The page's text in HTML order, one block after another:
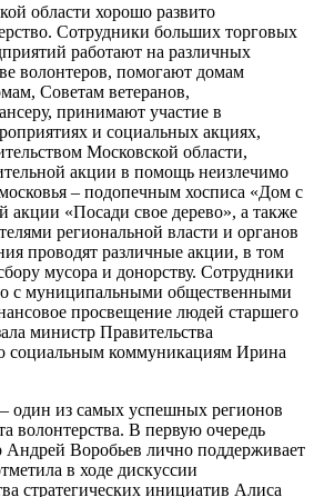
области хорошо развито
Сотрудники больших торговых
работают на различных
волонтеров, помогают домам
Советам ветеранов,
принимают участие в
и социальных акциях,
Московской области,
акции в помощь неизлечимо
– подопечным хосписа «Дом с
акции «Посади свое дерево», а также
региональной власти и органов
проводят различные акции, в том
мусора и донорству. Сотрудники
с муниципальными общественными
просвещение людей старшего
министр Правительства
социальным коммуникациям Ирина
один из самых успешных регионов
волонтерства. В первую очередь
Андрей Воробьев лично поддерживает
в ходе дискуссии
стратегических инициатив Алиса